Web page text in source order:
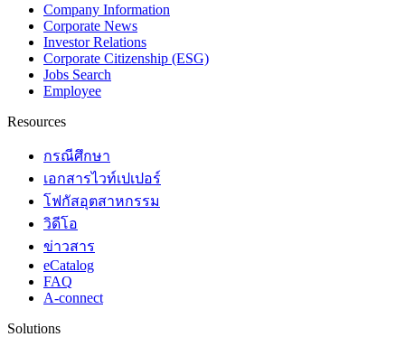
Company Information
Corporate News
Investor Relations
Corporate Citizenship (ESG)
Jobs Search
Employee
Resources
กรณีศึกษา
เอกสารไวท์เปเปอร์
โฟกัสอุตสาหกรรม
วิดีโอ
ข่าวสาร
eCatalog
FAQ
A-connect
Solutions